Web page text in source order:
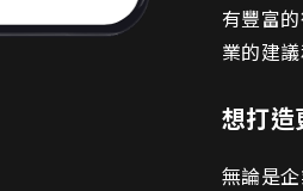
有豐富
業的建
想打造
無論是